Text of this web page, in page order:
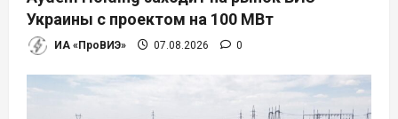
Украины с проектом на 100 МВт
ИА «ПроВИЭ» 07.08.2026 0